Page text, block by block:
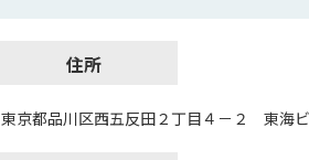
住所
東京都品川区西五反田２丁目４－２ 東海